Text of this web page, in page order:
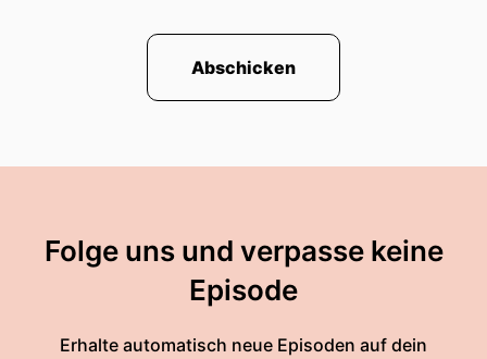
Abschicken
Folge uns und verpasse keine
Episode
Erhalte automatisch neue Episoden auf dein